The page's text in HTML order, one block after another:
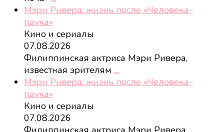
Мэри Ривера: жизнь после «Человека-
паука»
Кино и сериалы
07.08.2026
Филиппинская актриса Мэри Ривера,
известная зрителям …
Мэри Ривера: жизнь после «Человека-
паука»
Кино и сериалы
07.08.2026